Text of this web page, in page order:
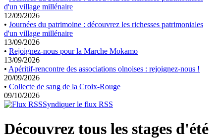
d'un village millénaire
12/09/2026
• Journées du patrimoine : découvrez les richesses patrimoniales
d'un village millénaire
13/09/2026
• Rejoignez-nous pour la Marche Mokamo
13/09/2026
• Apéritif-rencontre des associations olnoises : rejoignez-nous !
20/09/2026
• Collecte de sang de la Croix-Rouge
09/10/2026
Syndiquer le flux RSS
Découvrez tous les stages d'été